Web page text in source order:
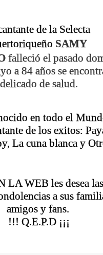
de la Selecta
SAMY
falleció el pasado
a 84 años se
delicado de salud.
en todo el
de los exitos:
La cuna blanca y
LA WEB les desea
a sus
amigos y fans.
!!! Q.E.P.D ¡¡¡